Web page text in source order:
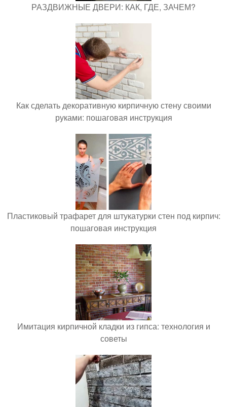
РАЗДВИЖНЫЕ ДВЕРИ: КАК, ГДЕ, ЗАЧЕМ?
Как сделать декоративную кирпичную стену своими
руками: пошаговая инструкция
Пластиковый трафарет для штукатурки стен под кирпич:
пошаговая инструкция
Имитация кирпичной кладки из гипса: технология и
советы